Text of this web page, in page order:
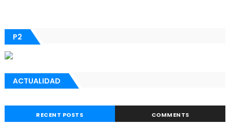
P2
ACTUALIDAD
RECENT POSTS COMMENTS